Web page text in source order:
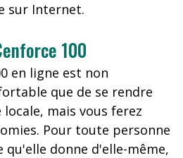
sur Internet.
100
en ligne est non
que de se rendre
mais vous ferez
Pour toute personne
qu'elle donne d'elle-même,